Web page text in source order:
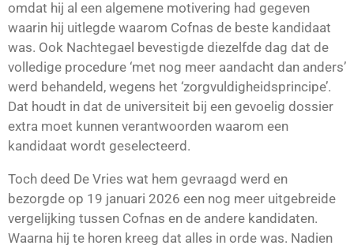
omdat hij al een algemene motivering had gegeven
waarin hij uitlegde waarom Cofnas de beste kandidaat
was. Ook Nachtegael bevestigde diezelfde dag dat de
volledige procedure ‘met nog meer aandacht dan anders’
werd behandeld, wegens het ‘zorgvuldigheidsprincipe’.
Dat houdt in dat de universiteit bij een gevoelig dossier
extra moet kunnen verantwoorden waarom een
kandidaat wordt geselecteerd.
Toch deed De Vries wat hem gevraagd werd en
bezorgde op 19 januari 2026 een nog meer uitgebreide
vergelijking tussen Cofnas en de andere kandidaten.
Waarna hij te horen kreeg dat alles in orde was. Nadien